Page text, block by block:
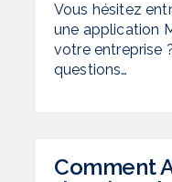
Vous hésitez
une application
votre entreprise
questions…
Comment